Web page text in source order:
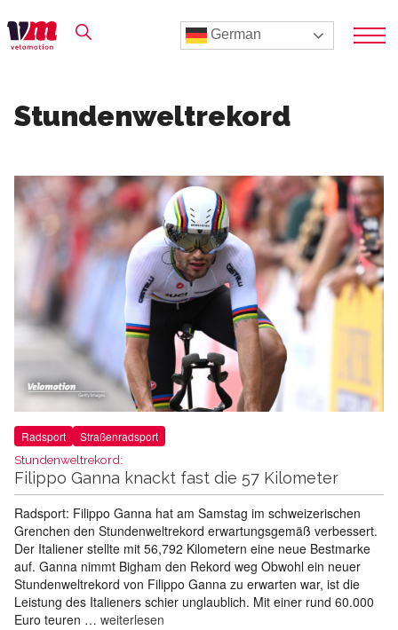
German
Stundenweltrekord
Radsport Straßenradsport
Stundenweltrekord:
Filippo Ganna knackt fast die 57 Kilometer
Radsport: Filippo Ganna hat am Samstag im schweizerischen
Grenchen den Stundenweltrekord erwartungsgemäß verbessert.
Der Italiener stellte mit 56,792 Kilometern eine neue Bestmarke
auf. Ganna nimmt Bigham den Rekord weg Obwohl ein neuer
Stundenweltrekord von Filippo Ganna zu erwarten war, ist die
Leistung des Italieners schier unglaublich. Mit einer rund 60.000
Euro teuren … weiterlesen